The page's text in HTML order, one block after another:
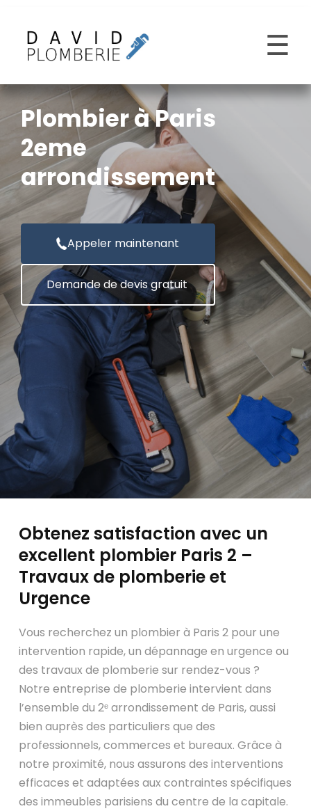
☰
Plombier à Paris
2eme
arrondissement
Appeler maintenant
Demande de devis gratuit
Obtenez satisfaction avec un
excellent plombier Paris 2 –
Travaux de plomberie et
Urgence
Vous recherchez un plombier à Paris 2 pour une
intervention rapide, un dépannage en urgence ou
des travaux de plomberie sur rendez-vous ?
Notre entreprise de plomberie intervient dans
l’ensemble du 2ᵉ arrondissement de Paris, aussi
bien auprès des particuliers que des
professionnels, commerces et bureaux. Grâce à
notre proximité, nous assurons des interventions
efficaces et adaptées aux contraintes spécifiques
des immeubles parisiens du centre de la capitale.